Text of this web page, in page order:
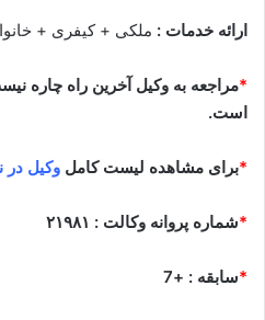
ارائه خدمات : ملکی + کیفری +
*مراجعه به وکیل آخرین راه چاره
است.
*برای مشاهده لیست کامل وکیل در
*شماره پروانه وکالت : ۲۱۹۸۱
*سابقه : +7